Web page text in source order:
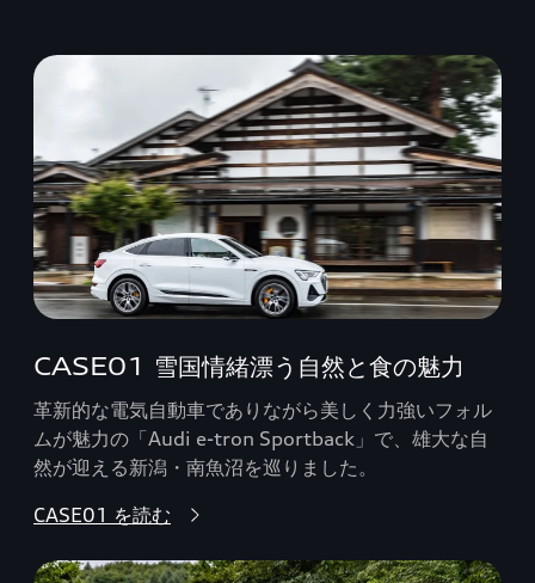
CASE01 雪国情緒漂う自然と食の魅力
革新的な電気自動車でありながら美しく力強いフォル
ムが魅力の「Audi e-tron Sportback」で、雄大な自
然が迎える新潟・南魚沼を巡りました。
CASE01 を読む